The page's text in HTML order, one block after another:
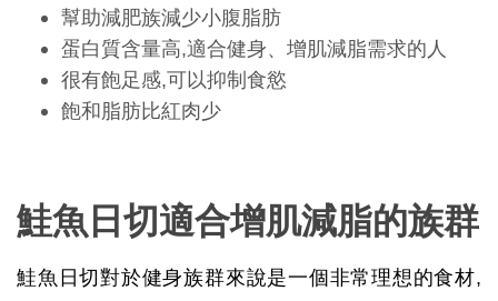
幫助減肥族減少小腹脂肪
蛋白質含量高,適合健身、增肌減脂需求的人
很有飽足感,可以抑制食慾
飽和脂肪比紅肉少
鮭魚日切適合增肌減脂的族群
鮭魚日切對於健身族群來說是一個非常理想的食材,